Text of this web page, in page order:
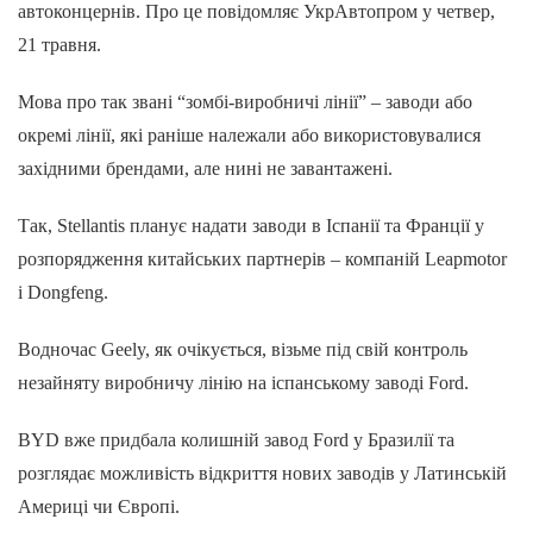
автоконцернів. Про це повідомляє УкрАвтопром у четвер,
21 травня.
Мова про так звані “зомбі-виробничі лінії” – заводи або
окремі лінії, які раніше належали або використовувалися
західними брендами, але нині не завантажені.
Так, Stellantis планує надати заводи в Іспанії та Франції у
розпорядження китайських партнерів – компаній Leapmotor
і Dongfeng.
Водночас Geely, як очікується, візьме під свій контроль
незайняту виробничу лінію на іспанському заводі Ford.
BYD вже придбала колишній завод Ford у Бразилії та
розглядає можливість відкриття нових заводів у Латинській
Америці чи Європі.